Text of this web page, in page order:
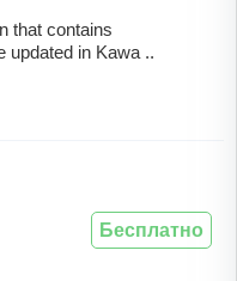
that contains
updated in Kawa ..
Бесплатно